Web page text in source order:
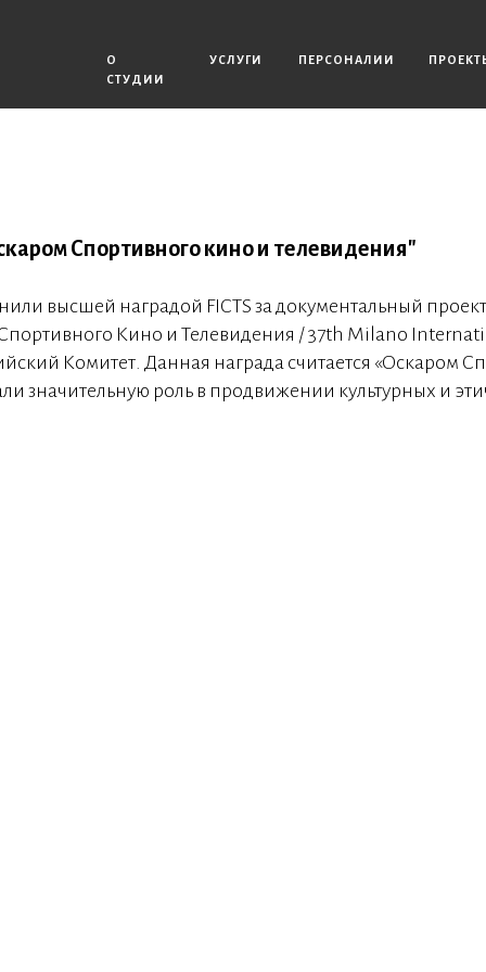
О
СТУДИИ
УСЛУГИ ПЕРСОНАЛИИ
Спортивного кино и телевидения"
высшей наградой FICTS за документальный
Кино и Телевидения / 37th Milano
Комитет. Данная награда считается «Оскаром
значительную роль в продвижении культурных и